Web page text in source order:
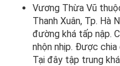
Vương Thừa Vũ
Thanh Xuân, Tp. Hà
đường khá tấp nập.
nhộn nhịp. Được
Tại đây tập trung